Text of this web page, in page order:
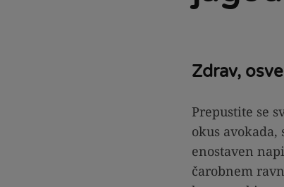
Zdrav,
Prepustite se
okus
enostaven
čarobnem